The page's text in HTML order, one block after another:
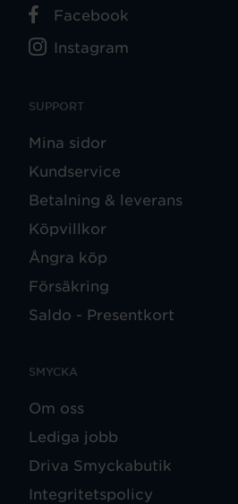
SUPPORT
Mina sidor
Kundservice
Betalning & leverans
Köpvillkor
Ångra köp
Försäkring
Saldo - Presentkort
SMYCKA
Om oss
Lediga jobb
Driva Smyckabutik
Integritetspolicy
Facebook
Instagram